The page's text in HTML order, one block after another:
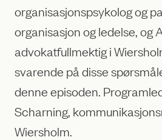
organisasjonspsykolog og
organisasjon og ledelse, og
advokatfullmektig i
svarende på disse
denne episoden.
Scharning,
Wiersholm.